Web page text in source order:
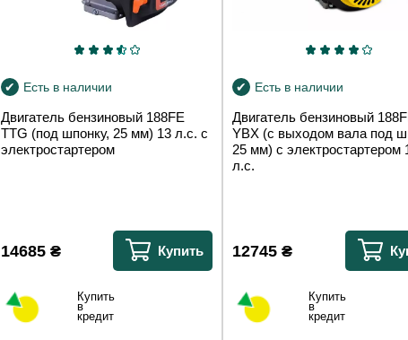
Есть в наличии
Двигатель бензиновый 188FE
TTG (под шпонку, 25 мм) 13 л.с. с
электростартером
14685₴ Купить
Купить
в
кредит
Есть в наличии
Двигатель бензиновый
YBX (с выходом вала под
25 мм) с электростартером
л.с.
12745 ₴
Купить
в
кредит